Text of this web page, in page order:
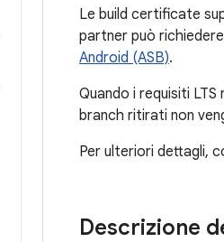
Le build certificate
partner può
Android (ASB).
Quando i requisiti
branch ritirati non
Per ulteriori dettagli,
Descrizione